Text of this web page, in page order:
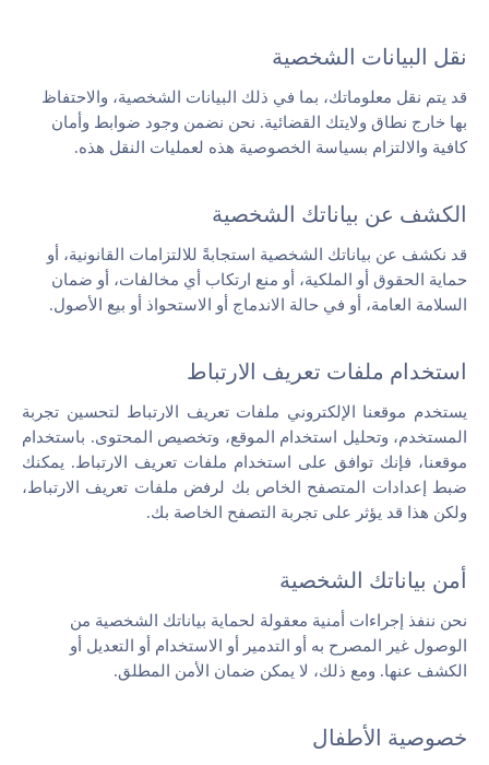
نقل البيانات الشخصية
قد يتم نقل معلوماتك، بما في ذلك البيانات الشخصية، والاحتفاظ
بها خارج نطاق ولايتك القضائية. نحن نضمن وجود ضوابط وأمان
كافية والالتزام بسياسة الخصوصية هذه لعمليات النقل هذه.
الكشف عن بياناتك الشخصية
قد نكشف عن بياناتك الشخصية استجابةً للالتزامات القانونية، أو
حماية الحقوق أو الملكية، أو منع ارتكاب أي مخالفات، أو ضمان
السلامة العامة، أو في حالة الاندماج أو الاستحواذ أو بيع الأصول.
استخدام ملفات تعريف الارتباط
يستخدم موقعنا الإلكتروني ملفات تعريف الارتباط لتحسين تجربة
المستخدم، وتحليل استخدام الموقع، وتخصيص المحتوى. باستخدام
موقعنا، فإنك توافق على استخدام ملفات تعريف الارتباط. يمكنك
ضبط إعدادات المتصفح الخاص بك لرفض ملفات تعريف الارتباط،
ولكن هذا قد يؤثر على تجربة التصفح الخاصة بك.
أمن بياناتك الشخصية
نحن ننفذ إجراءات أمنية معقولة لحماية بياناتك الشخصية من
الوصول غير المصرح به أو التدمير أو الاستخدام أو التعديل أو
الكشف عنها. ومع ذلك، لا يمكن ضمان الأمن المطلق.
خصوصية الأطفال